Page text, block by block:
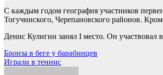
С каждым годом география участников
Тогучинского, Черепановского районов.
Денис Кулигин занял I место. Он участвовал
Навигация
по
Бронза в беге у барабинцев
Играли в теннис